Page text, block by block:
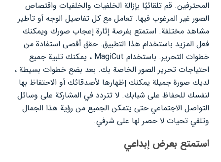
المحترفين. قم تلقائيًا بإزالة الخلفيات والخلفيات واقتصاص
الصور غير المرغوب فيها. تعامل مع كل تفاصيل الوجه أو تأطير
مشاهد مختلفة. استمتع بفرصة إثارة إعجاب صورك ويمكنك
فعل المزيد باستخدام هذا التطبيق. حقق أقصى استفادة من
خطوات التحرير. باستخدام MagiCut ، يمكنك تلبية جميع
احتياجات تحرير الصور الخاصة بك. بعد بضع خطوات بسيطة ،
لديك صورة جميلة يمكنك إظهارها لأصدقائك أو الاحتفاظ بها
لنفسك للحفاظ على شبابك. لا تتردد في المشاركة على وسائل
التواصل الاجتماعي حتى يتمكن الجميع من رؤية هذا الجمال
وتلقي تحيات لا حصر لها على شرفي.
استمتع بعرض إبداعي